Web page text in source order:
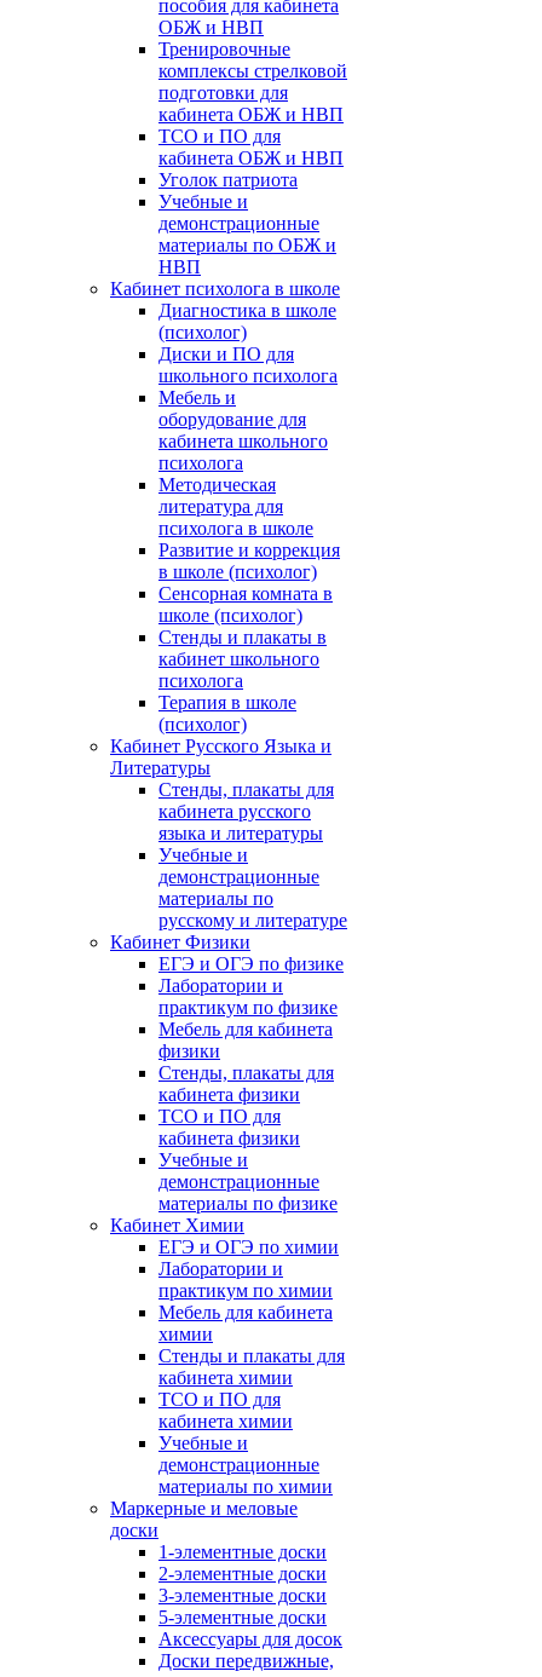
пособия для кабинета
ОБЖ и НВП
Тренировочные
комплексы стрелковой
подготовки для
кабинета ОБЖ и НВП
ТСО и ПО для
кабинета ОБЖ и НВП
Уголок патриота
Учебные и
демонстрационные
материалы по ОБЖ и
НВП
Кабинет психолога в школе
Диагностика в школе
(психолог)
Диски и ПО для
школьного психолога
Мебель и
оборудование для
кабинета школьного
психолога
Методическая
литература для
психолога в школе
Развитие и коррекция
в школе (психолог)
Сенсорная комната в
школе (психолог)
Стенды и плакаты в
кабинет школьного
психолога
Терапия в школе
(психолог)
Кабинет Русского Языка и
Литературы
Стенды, плакаты для
кабинета русского
языка и литературы
Учебные и
демонстрационные
материалы по
русскому и литературе
Кабинет Физики
ЕГЭ и ОГЭ по физике
Лаборатории и
практикум по физике
Мебель для кабинета
физики
Стенды, плакаты для
кабинета физики
ТСО и ПО для
кабинета физики
Учебные и
демонстрационные
материалы по физике
Кабинет Химии
ЕГЭ и ОГЭ по химии
Лаборатории и
практикум по химии
Мебель для кабинета
химии
Стенды и плакаты для
кабинета химии
ТСО и ПО для
кабинета химии
Учебные и
демонстрационные
материалы по химии
Маркерные и меловые
доски
1-элементные доски
2-элементные доски
3-элементные доски
5-элементные доски
Аксессуары для досок
Доски передвижные,